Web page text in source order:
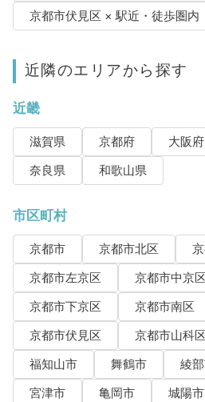
京都市伏見区 × 駅近・徒歩圏内
近隣のエリアから探す
近畿
滋賀県 京都府 大阪府
奈良県
和歌山県
市区町村
京都市 京都市北区
京都市左京区
京都市中京区
京都市下京区
京都市南区
京都市伏見区
京都市山科区
福知山市
舞鶴市 綾
宮津市
亀岡市 城陽市